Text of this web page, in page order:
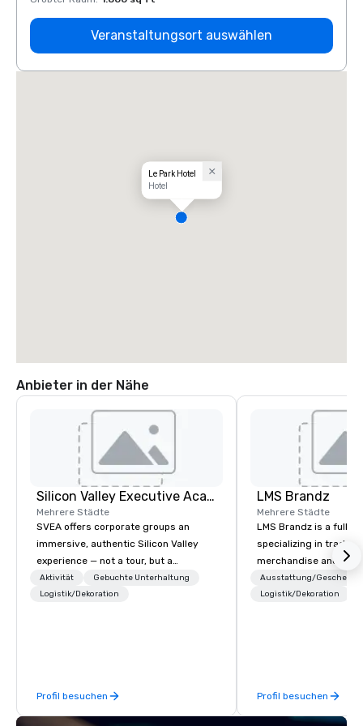
Veranstaltungsort auswählen
Le Park Hotel
Hotel
Anbieter in der Nähe
Silicon Valley Executive Academy
Mehrere Städte
SVEA offers corporate groups an
immersive, authentic Silicon Valley
experience — not a tour, but a
transformation. We design and
facilitate custom executive innovation
offsites. Whether your group wants to
think like a Silicon Valley founder,
Aktivität
Gebuchte Unterhaltung
Logistik/Dekoration
Profil besuchen
LMS Brandz
Mehrere Städte
LMS Brandz is a full-
specializing in trade
merchandise and
booth giveaways and
to executive gifting,
years of industry
commitment to
Ausstattung/Geschenke
Logistik/Dekoration
Profil besuchen